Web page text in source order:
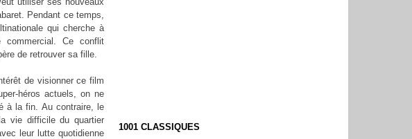
Pendant ce temps,
qui cherche à
commercial. Ce conflit
de retrouver sa fille.
de visionner ce film
héros actuels, on ne
à la fin. Au contraire, le
vie difficile du quartier
leur lutte quotidienne
1001 CLASSIQUES